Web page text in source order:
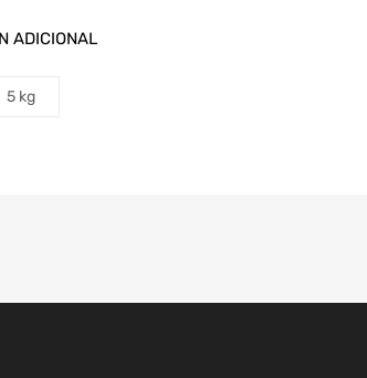
ADICIONAL
5 kg